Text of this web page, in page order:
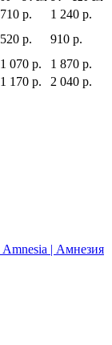
710 р.
1 240 р.
520 р.
910 р.
1 070 р.
1 870 р.
1 170 р. 2 040 р.